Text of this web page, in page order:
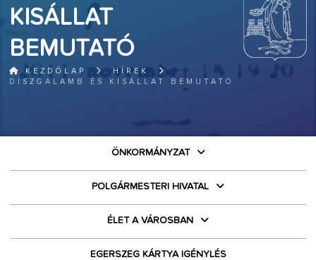
KISÁLLAT
BEMUTATÓ
KEZDŐLAP
HÍREK
DÍSZGALAMB ÉS KISÁLLAT BEMUTATÓ
ÖNKORMÁNYZAT
POLGÁRMESTERI HIVATAL
ÉLET A VÁROSBAN
EGERSZEG KÁRTYA IGÉNYLÉS